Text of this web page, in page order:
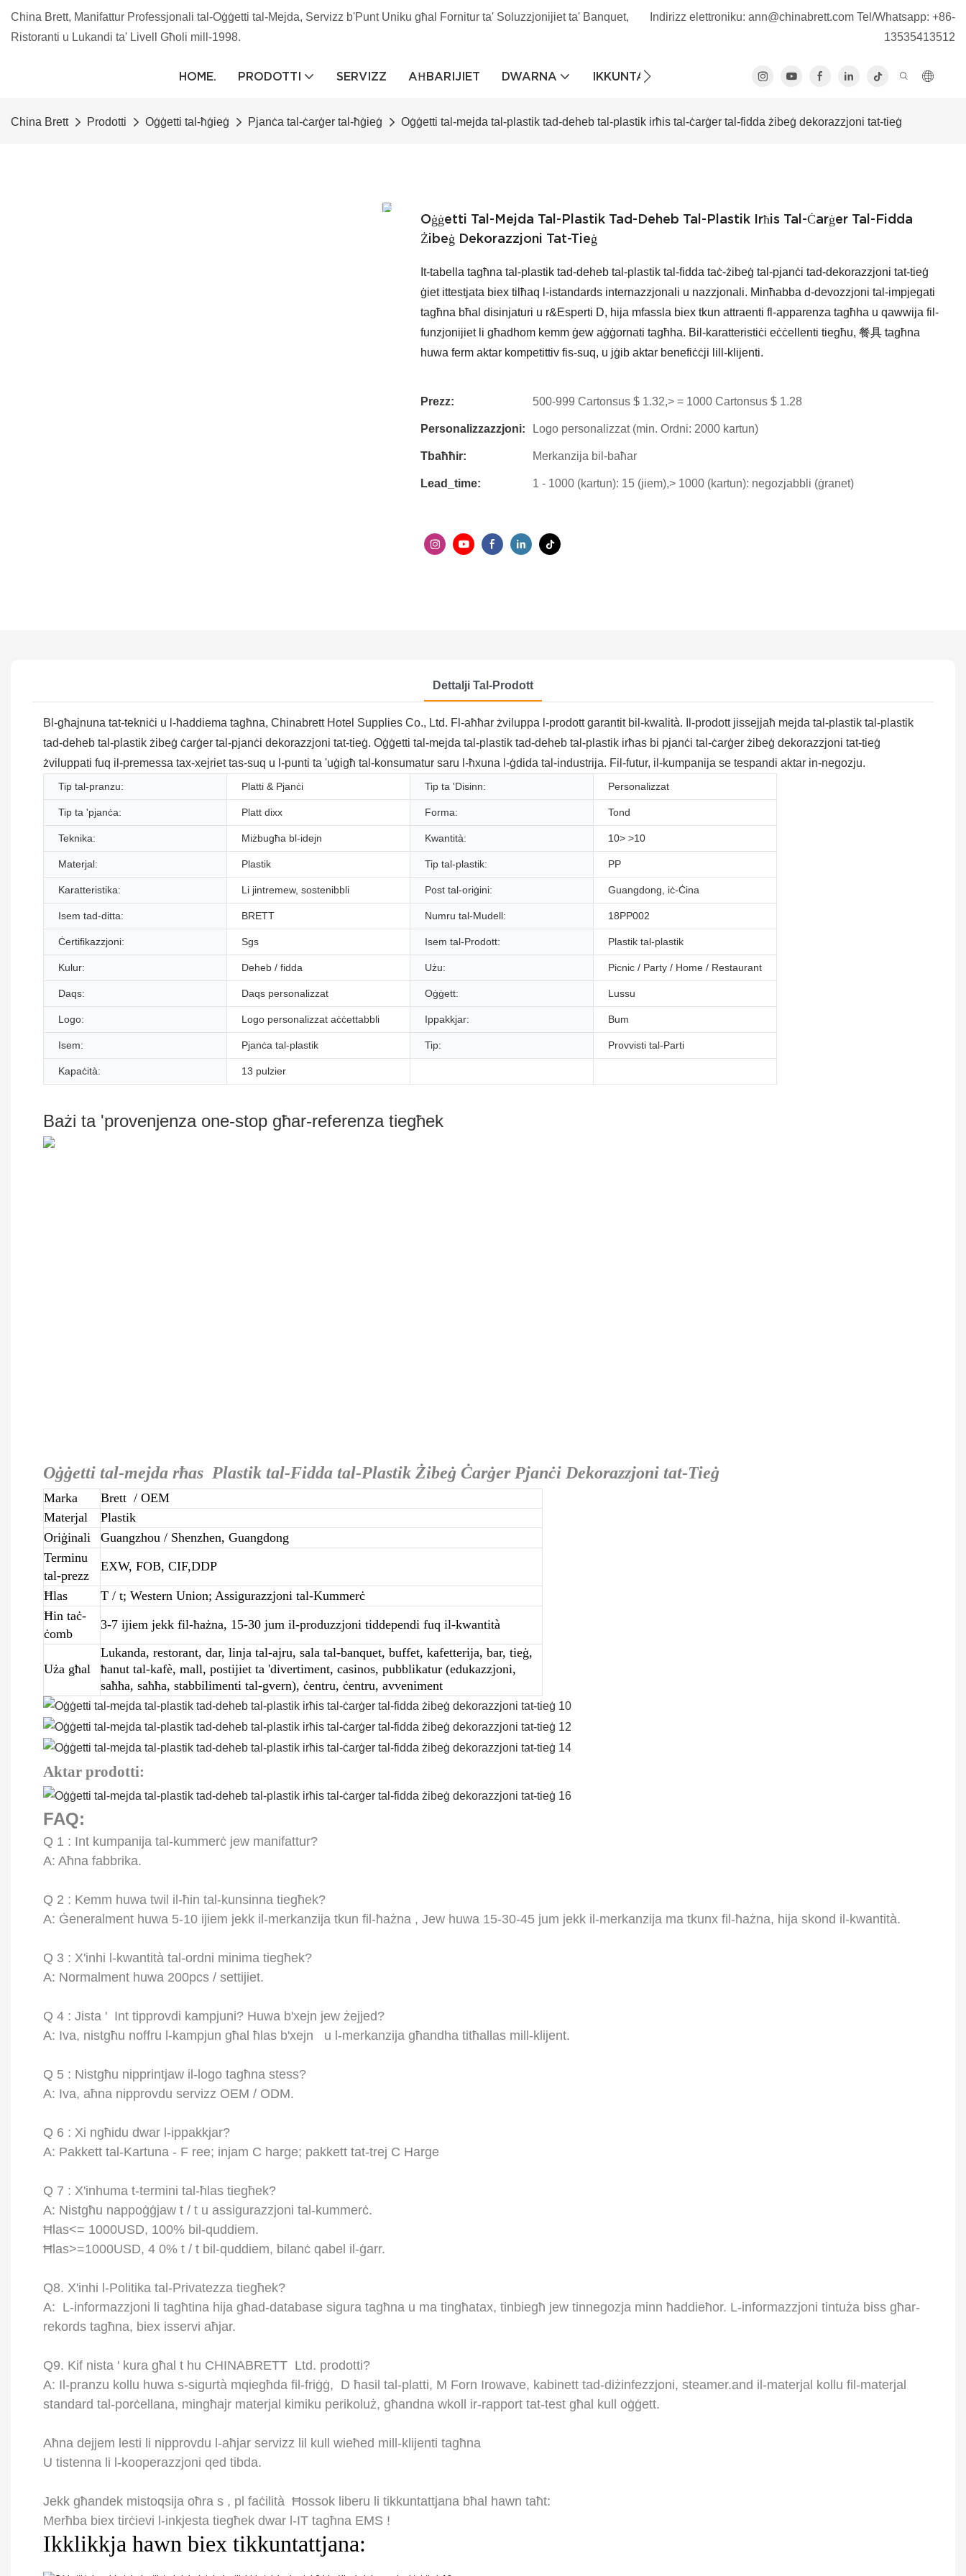
China Brett, Manifattur Professjonali tal-Oġġetti tal-Mejda, Servizz b'Punt Uniku għal Fornitur ta' Soluzzjonijiet ta' Banquet,
Ristoranti u Lukandi ta' Livell Għoli mill-1998.
Indirizz elettroniku: ann@chinabrett.com Tel/Whatsapp: +86-
13535413512
HOME. PRODOTTI SERVIZZ AĦBARIJIET DWARNA IKKUNTATTJANA
China Brett Prodotti Oġġetti tal-ħġieġ Pjanċa tal-ċarġer tal-ħġieġ Oġġetti tal-mejda tal-plastik tad-deheb tal-plastik irħis tal-ċarġer tal-fidda żibeġ dekorazzjoni tat-tieġ
Oġġetti Tal-Mejda Tal-Plastik Tad-Deheb Tal-Plastik Irħis Tal-Ċarġer Tal-Fidda
Żibeġ Dekorazzjoni Tat-Tieġ
It-tabella tagħna tal-plastik tad-deheb tal-plastik tal-fidda taċ-żibeġ tal-pjanċi tad-dekorazzjoni tat-tieġ
ġiet ittestjata biex tilħaq l-istandards internazzjonali u nazzjonali. Minħabba d-devozzjoni tal-impjegati
tagħna bħal disinjaturi u r&Esperti D, hija mfassla biex tkun attraenti fl-apparenza tagħha u qawwija fil-
funzjonijiet li għadhom kemm ġew aġġornati tagħha. Bil-karatteristiċi eċċellenti tiegħu, 餐具 tagħna
huwa ferm aktar kompetittiv fis-suq, u jġib aktar benefiċċji lill-klijenti.
Prezz: 500-999 Cartonsus $ 1.32,> = 1000 Cartonsus $ 1.28
Personalizzazzjoni: Logo personalizzat (min. Ordni: 2000 kartun)
Tbaħħir: Merkanzija bil-baħar
Lead_time: 1 - 1000 (kartun): 15 (jiem),> 1000 (kartun): negozjabbli (ġranet)
Dettalji Tal-Prodott
Bl-għajnuna tat-tekniċi u l-ħaddiema tagħna, Chinabrett Hotel Supplies Co., Ltd. Fl-aħħar żviluppa l-prodott garantit bil-kwalità. Il-prodott jissejjaħ mejda tal-plastik tal-plastik
tad-deheb tal-plastik żibeġ ċarġer tal-pjanċi dekorazzjoni tat-tieġ. Oġġetti tal-mejda tal-plastik tad-deheb tal-plastik irħas bi pjanċi tal-ċarġer żibeġ dekorazzjoni tat-tieġ
żviluppati fuq il-premessa tax-xejriet tas-suq u l-punti ta 'uġigħ tal-konsumatur saru l-ħxuna l-ġdida tal-industrija. Fil-futur, il-kumpanija se tespandi aktar in-negozju.
Tip tal-pranzu: Platti & Pjanċi Tip ta 'Disinn: Personalizzat
Tip ta 'pjanċa: Platt dixx Forma: Tond
Teknika: Miżbugħa bl-idejn Kwantità: 10> >10
Materjal: Plastik Tip tal-plastik: PP
Karatteristika: Li jintremew, sostenibbli Post tal-oriġini: Guangdong, iċ-Ċina
Isem tad-ditta: BRETT Numru tal-Mudell: 18PP002
Ċertifikazzjoni: Sgs Isem tal-Prodott: Plastik tal-plastik
Kulur: Deheb / fidda Użu: Picnic / Party / Home / Restaurant
Daqs: Daqs personalizzat Oġġett: Lussu
Logo: Logo personalizzat aċċettabbli Ippakkjar: Bum
Isem: Pjanċa tal-plastik Tip: Provvisti tal-Parti
Kapaċità: 13 pulzier
Bażi ta 'provenjenza one-stop għar-referenza tiegħek
Oġġetti tal-mejda rħas Plastik tal-Fidda tal-Plastik Żibeġ Ċarġer Pjanċi Dekorazzjoni tat-Tieġ
Marka Brett / OEM
Materjal
Plastik
Oriġinali
Guangzhou / Shenzhen, Guangdong
Terminu
tal-prezz
EXW, FOB, CIF,DDP
Ħlas
T / t; Western Union; Assigurazzjoni tal-Kummerċ
Ħin taċ-
ċomb
3-7 ijiem jekk fil-ħażna, 15-30 jum il-produzzjoni tiddependi fuq il-kwantità
Uża għal
Lukanda, restorant, dar, linja tal-ajru, sala tal-banquet, buffet, kafetterija, bar, tieġ,
ħanut tal-kafè, mall, postijiet ta 'divertiment, casinos, pubblikatur (edukazzjoni,
saħħa, saħħa, stabbilimenti tal-gvern), ċentru, ċentru, avveniment
Aktar prodotti:
FAQ:
Q 1 : Int kumpanija tal-kummerċ jew manifattur?
A: Aħna fabbrika.
Q 2 : Kemm huwa twil il-ħin tal-kunsinna tiegħek?
A: Ġeneralment huwa 5-10 ijiem jekk il-merkanzija tkun fil-ħażna , Jew huwa 15-30-45 jum jekk il-merkanzija ma tkunx fil-ħażna, hija skond il-kwantità.
Q 3 : X'inhi l-kwantità tal-ordni minima tiegħek?
A: Normalment huwa 200pcs / settijiet.
Q 4 : Jista ' Int tipprovdi kampjuni? Huwa b'xejn jew żejjed?
A: Iva, nistgħu noffru l-kampjun għal ħlas b'xejn
u l-merkanzija għandha titħallas mill-klijent.
Q 5 : Nistgħu nipprintjaw il-logo tagħna stess?
A: Iva, aħna nipprovdu servizz OEM / ODM.
Q 6 : Xi ngħidu dwar l-ippakkjar?
A: Pakkett tal-Kartuna - F ree; injam C harge; pakkett tat-trej C Harge
Q 7 : X'inhuma t-termini tal-ħlas tiegħek?
A: Nistgħu nappoġġjaw t / t u assigurazzjoni tal-kummerċ.
Ħlas<= 1000USD, 100% bil-quddiem.
Ħlas>=1000USD, 4 0% t / t bil-quddiem, bilanċ qabel il-ġarr.
Q8. X'inhi l-Politika tal-Privatezza tiegħek?
A: L-informazzjoni li tagħtina hija għad-database sigura tagħna u ma tingħatax, tinbiegħ jew tinnegozja minn ħaddieħor. L-informazzjoni tintuża biss għar-
rekords tagħna, biex isservi aħjar.
Q9. Kif nista ' kura għal t hu CHINABRETT Ltd. prodotti?
A: Il-pranzu kollu huwa s-sigurtà mqiegħda fil-friġġ, D ħasil tal-platti, M Forn Irowave, kabinett tad-diżinfezzjoni, steamer.and il-materjal kollu fil-materjal
standard tal-porċellana, mingħajr materjal kimiku perikoluż, għandna wkoll ir-rapport tat-test għal kull oġġett.
Aħna dejjem lesti li nipprovdu l-aħjar servizz lil kull wieħed mill-klijenti tagħna
U tistenna li l-kooperazzjoni qed tibda.
Jekk għandek mistoqsija oħra s , pl faċilità Ħossok liberu li tikkuntattjana bħal hawn taħt:
Merħba biex tirċievi l-inkjesta tiegħek dwar l-IT tagħna EMS !
Ikklikkja hawn biex tikkuntattjana: